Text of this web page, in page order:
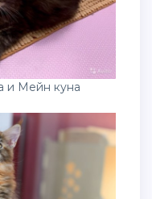
и Мейн куна